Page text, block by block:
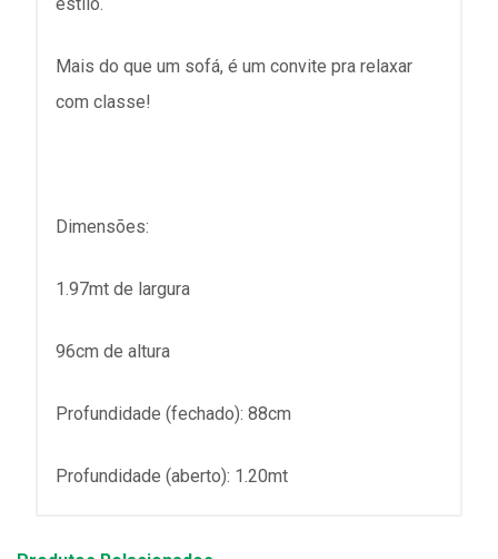
Mais do que um sofá, é um convite pra relaxar
com classe!
Dimensões:
1.97mt de largura
96cm de altura
Profundidade (fechado): 88cm
Profundidade (aberto): 1.20mt